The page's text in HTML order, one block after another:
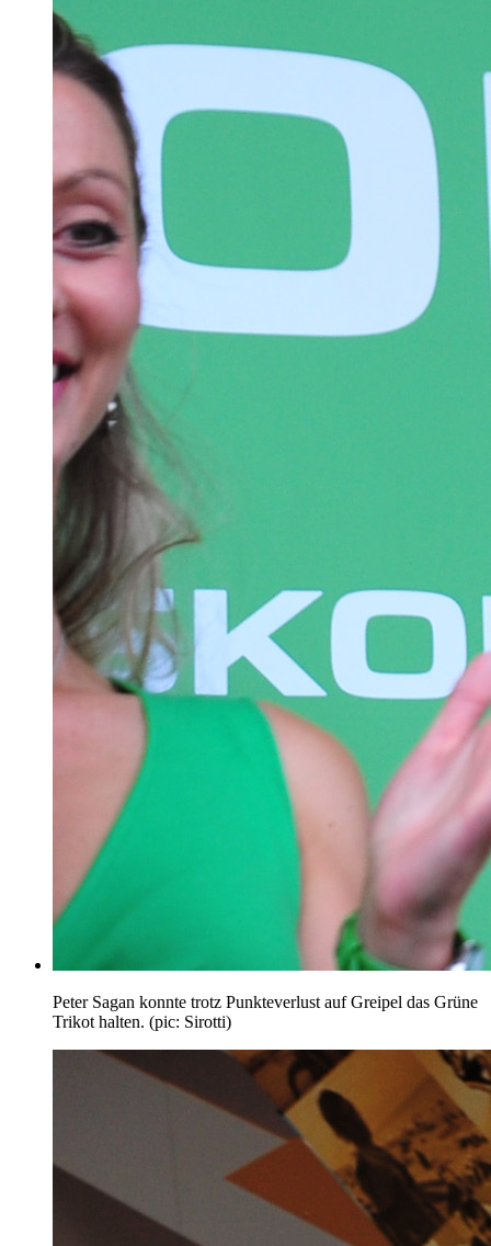
Peter Sagan konnte trotz Punkteverlust auf Greipel das Grüne
Trikot halten. (pic: Sirotti)